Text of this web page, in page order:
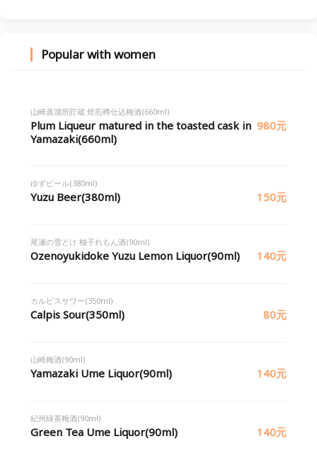
Popular with women
山崎蒸溜所貯蔵 焙煎樽仕込梅酒(660ml)
Plum Liqueur matured in the toasted cask in
Yamazaki(660ml)
980元
ゆずビール(380ml)
Yuzu Beer(380ml) 150元
尾瀬の雪どけ 柚子れもん酒(90ml)
Ozenoyukidoke Yuzu Lemon Liquor(90ml) 140元
カルピスサワー(350ml)
Calpis Sour(350ml) 80元
山崎梅酒(90ml)
Yamazaki Ume Liquor(90ml) 140元
紀州緑茶梅酒(90ml)
Green Tea Ume Liquor(90ml) 140元